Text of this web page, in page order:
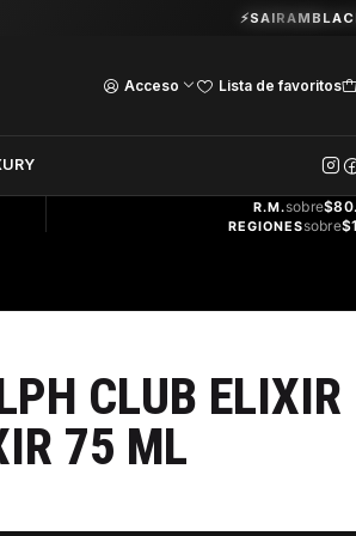
Acceso Lista de favoritos
Guardia Vieja 202. Oficina 102.Ver
R.M.sobre
REGIONESsobre
CLUB ELIXIR
75 ML